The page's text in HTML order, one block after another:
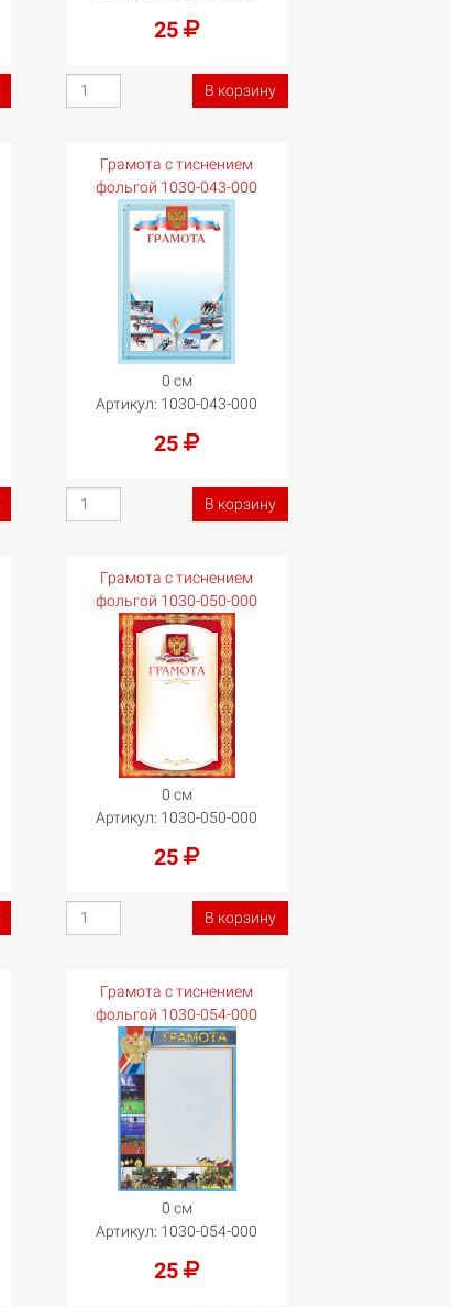
25
В корзину
Грамота с тиснением
фольгой 1030-043-000
0 см
Артикул: 1030-043-000
25
В корзину
Грамота с тиснением
фольгой 1030-050-000
0 см
Артикул: 1030-050-000
25
В корзину
Грамота с тиснением
фольгой 1030-054-000
0 см
Артикул: 1030-054-000
25